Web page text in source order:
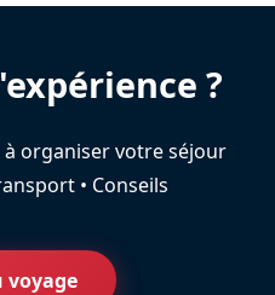
?
à organiser votre séjour
• Conseils
voyage